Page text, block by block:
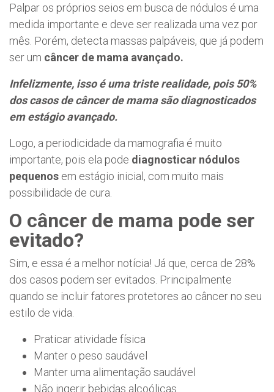
Palpar os próprios seios em busca de nódulos é uma
medida importante e deve ser realizada uma vez por
mês. Porém, detecta massas palpáveis, que já podem
ser um câncer de mama avançado.
Infelizmente, isso é uma triste realidade, pois 50%
dos casos de câncer de mama são diagnosticados
em estágio avançado.
Logo, a periodicidade da mamografia é muito
importante, pois ela pode diagnosticar nódulos
pequenos em estágio inicial, com muito mais
possibilidade de cura.
O câncer de mama pode ser
evitado?
Sim, e essa é a melhor notícia! Já que, cerca de 28%
dos casos podem ser evitados. Principalmente
quando se incluir fatores protetores ao câncer no seu
estilo de vida.
Praticar atividade física
Manter o peso saudável
Manter uma alimentação saudável
Não ingerir bebidas alcoólicas